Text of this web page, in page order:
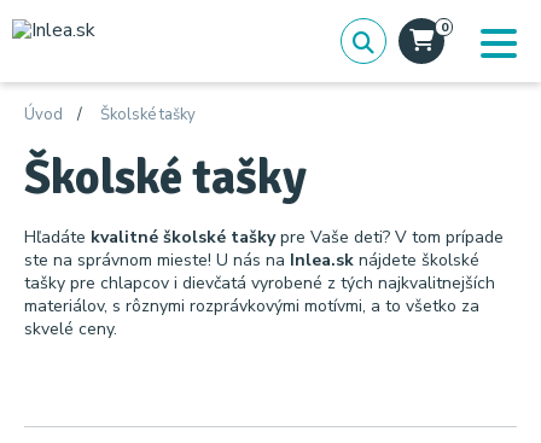
0
Úvod Školské tašky
Školské tašky
Hľadáte kvalitné školské taškypre Vaše deti? V tom prípade
ste na správnom mieste! U nás na Inlea.sk nájdete školské
tašky pre chlapcov i dievčatá vyrobené z tých najkvalitnejších
materiálov, s rôznymi rozprávkovými motívmi, a to všetko za
skvelé ceny.